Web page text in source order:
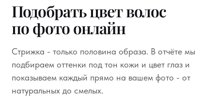
Подобрать цвет волос
по фото онлайн
Стрижка - только половина образа. В отчёте мы
подбираем оттенки под тон кожи и цвет глаз и
показываем каждый прямо на вашем фото - от
натуральных до смелых.